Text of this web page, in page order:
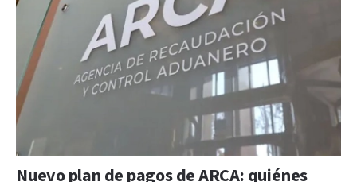
Nuevo plan de pagos de ARCA: quiénes